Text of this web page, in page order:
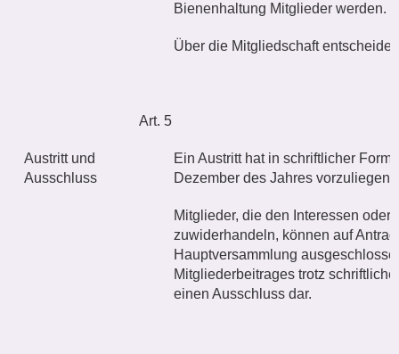
Bienenhaltung Mitglieder werden.
Über die Mitgliedschaft
Art. 5
Austritt und
Ausschluss
Ein Austritt hat in schriftlicher Form
Dezember des Jahres vorzuliegen.
Mitglieder, die den Interessen oder
zuwiderhandeln, können auf
Hauptversammlung
Mitgliederbeitrages trotz
einen Ausschluss dar.